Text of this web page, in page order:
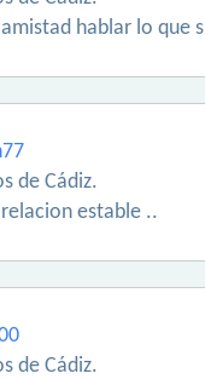
hablar lo que
de Cádiz.
estable ..
de Cádiz.